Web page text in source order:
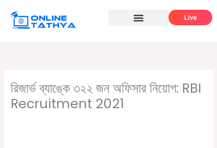
Live
রিজার্ভ ব্যাঙ্কে ৩২২ জন অফিসার নিয়োগ: RBI
Recruitment 2021